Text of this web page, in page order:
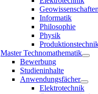
Informatik
Philosophie
Physik
Master Technomathematik
Bewerbung
Studieninhalte
Anwendungsfächer
Elektrotechnik